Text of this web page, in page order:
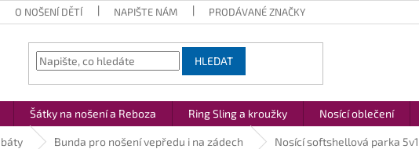
O NOŠENÍ DĚTÍ NAPIŠTE NÁM PRODÁVANÉ ZNAČKY
HLEDAT
Šátky na nošení a Reboza Ring Sling a kroužky Nosící oblečení
Bunda pro nošení vepředu i na zádech Nosící softshellová parka